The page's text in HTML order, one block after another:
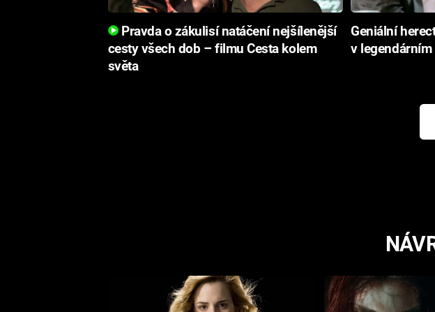
Pravda o zákulisí natáčení nejšílenější
cesty všech dob – filmu Cesta kolem
světa
Geniální
v